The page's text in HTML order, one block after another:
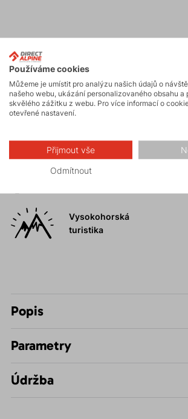
Aktivity
Horské expedice
Vysokohorská
turistika
Popis
Parametry
Údržba
Používáme cookies
Můžeme je umístit pro analýzu našich údajů o
našeho webu, ukázání personalizovaného obsahu a
skvělého zážitku z webu. Pro více informací o
otevřené nastavení.
Přijmout vše
Odmítnout